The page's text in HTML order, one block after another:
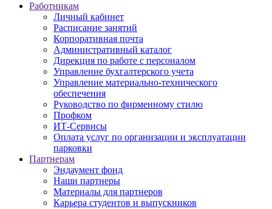
Работникам
Личный кабинет
Расписание занятий
Корпоративная почта
Административный каталог
Дирекция по работе с персоналом
Управление бухгалтерского учета
Управление материально-технического
обеспечения
Руководство по фирменному стилю
Профком
ИТ-Сервисы
Оплата услуг по организации и эксплуатации
парковки
Партнерам
Эндаумент фонд
Наши партнеры
Материалы для партнеров
Карьера студентов и выпускников